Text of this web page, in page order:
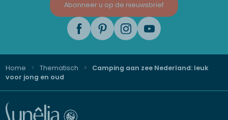
Abonneer u op de nieuwsbrief
Home Thematisch
Camping aan zee Nederland: leuk
voor jong en oud